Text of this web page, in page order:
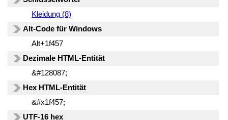
Kleidung (8)
Alt-Code für Windows
Alt+1f457
Dezimale HTML-Entität
&#128087;
Hex HTML-Entität
&#x1f457;
UTF-16 hex